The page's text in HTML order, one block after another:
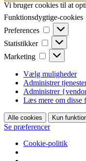
Vi bruger cookies til at
Funktionsdygtige-cookies
Preferences
Preferences
Statistikker Statistikker
Marketing Marketing
Vælg muligheder
Administrer
Administrer
Læs mere om disse
Alle cookies Kun
Se præferencer
Cookie-politik